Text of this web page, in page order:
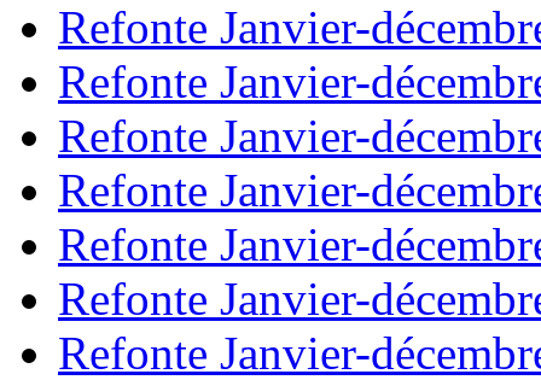
Refonte Janvier-
Refonte Janvier-
Refonte Janvier-
Refonte Janvier-
Refonte Janvier-
Refonte Janvier-
Refonte Janvier-